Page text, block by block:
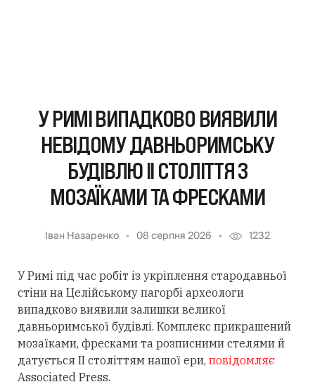
У РИМІ ВИПАДКОВО ВИЯВИЛИ
НЕВІДОМУ ДАВНЬОРИМСЬКУ
БУДІВЛЮ II СТОЛІТТЯ З
МОЗАЇКАМИ ТА ФРЕСКАМИ
Іван Назаренко 08 серпня 2026 1232
У Римі під час робіт із укріплення стародавньої
стіни на Целійському пагорбі археологи
випадково виявили залишки великої
давньоримської будівлі. Комплекс прикрашений
мозаїками, фресками та розписними стелями й
датується II століттям нашої ери, повідомляє
Associated Press.